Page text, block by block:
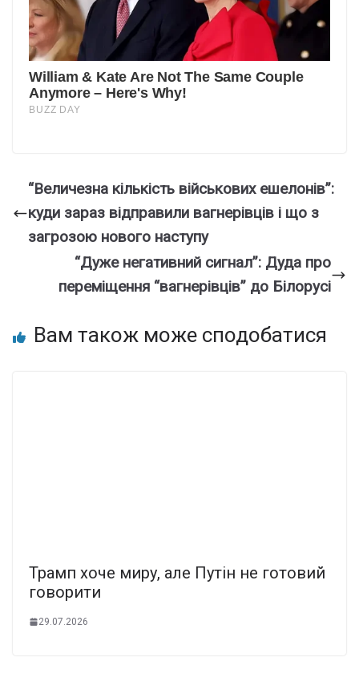
“Величезна кількість військових ешелонів”:
куди зараз відправили вагнерівців і що з
загрозою нового наступу
“Дуже негативний сигнал”: Дуда про
переміщення “вагнерівців” до Білорусі
Вам також може сподобатися
Трамп хоче миру, але Путін не готовий
говорити
29.07.2026